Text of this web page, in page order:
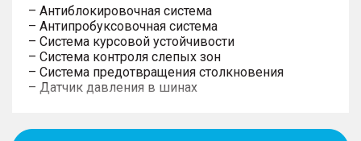
– Антиблокировочная система
– Антипробуксовочная система
– Система курсовой устойчивости
– Система контроля слепых зон
– Система предотвращения столкновения
– Датчик давления в шинах